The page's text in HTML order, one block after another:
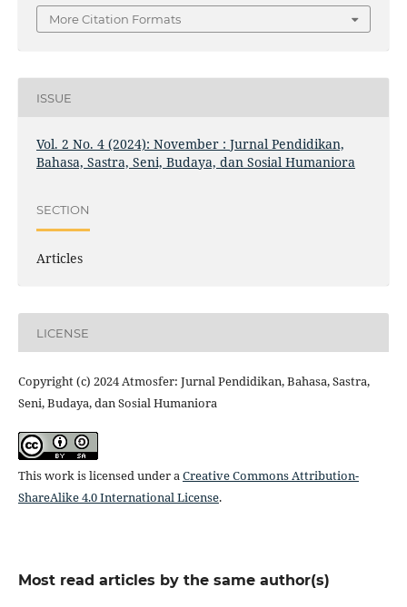
More Citation Formats
ISSUE
Vol. 2 No. 4 (2024): November : Jurnal Pendidikan,
Bahasa, Sastra, Seni, Budaya, dan Sosial Humaniora
SECTION
Articles
LICENSE
Copyright (c) 2024 Atmosfer: Jurnal Pendidikan, Bahasa, Sastra,
Seni, Budaya, dan Sosial Humaniora
This work is licensed under aCreative Commons Attribution-
ShareAlike 4.0 International License.
Most read articles by the same author(s)